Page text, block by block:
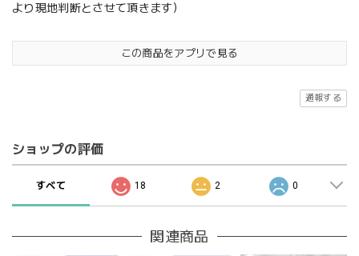
より現地判断とさせて頂きます）
この商品をアプリで見る
通報する
ショップの評価
すべて 18 2 0
関連商品